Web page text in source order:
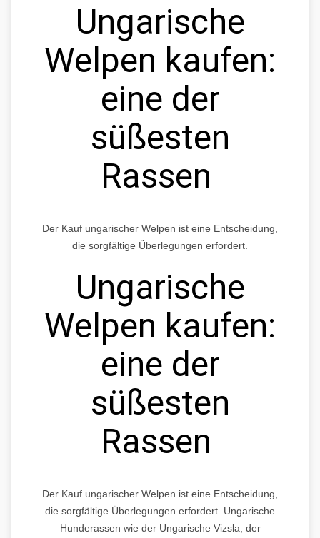
Ungarische
Welpen kaufen:
eine der
süßesten
Rassen
Der Kauf ungarischer Welpen ist eine Entscheidung,
die sorgfältige Überlegungen erfordert.
Ungarische
Welpen kaufen:
eine der
süßesten
Rassen
Der Kauf ungarischer Welpen ist eine Entscheidung,
die sorgfältige Überlegungen erfordert. Ungarische
Hunderassen wie der Ungarische Vizsla, der